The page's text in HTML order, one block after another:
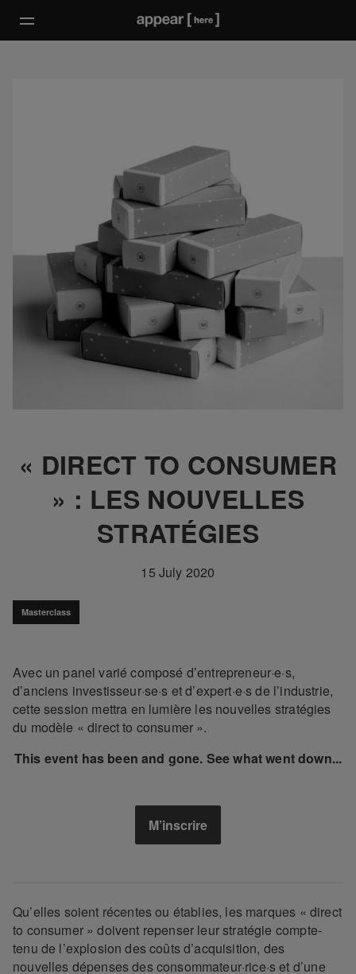
« DIRECT TO CONSUMER
» : LES NOUVELLES
STRATÉGIES
15 July 2020
Masterclass
Avec un panel varié composé d’entrepreneur·e·s,
d’anciens investisseur·se·s et d’expert·e·s de l’industrie,
cette session mettra en lumière les nouvelles stratégies
du modèle « direct to consumer ».
This event has been and gone. See what went down...
M’inscrire
Qu’elles soient récentes ou établies, les marques « direct
to consumer » doivent repenser leur stratégie compte-
tenu de l’explosion des coûts d’acquisition, des
nouvelles dépenses des consommateur·rice·s et d’une